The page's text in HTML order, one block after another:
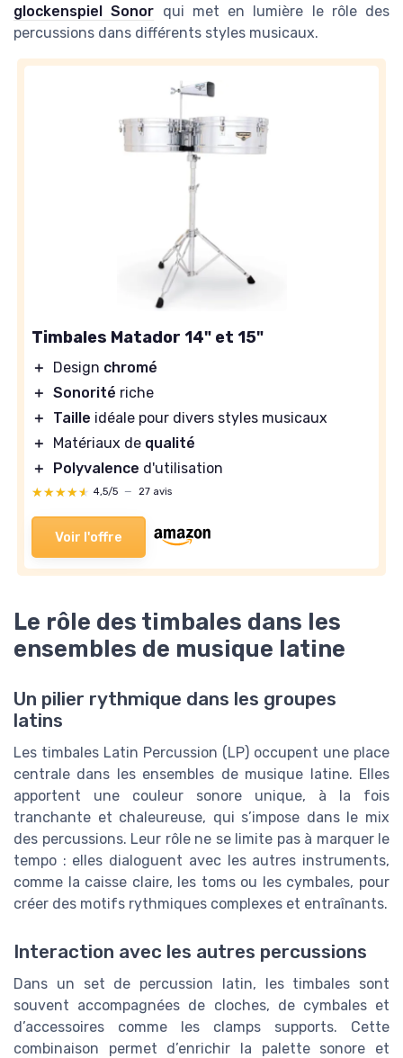
glockenspiel Sonor qui met en lumière le rôle des
percussions dans différents styles musicaux.
Timbales Matador 14" et 15"
＋ Design chromé
＋ Sonorité riche
＋
Taille idéale pour divers styles musicaux
＋
Matériaux de qualité
＋
Polyvalence d'utilisation
★★★★★
★★★★★ 4,5/5 — 27 avis
Voir l'offre
Le rôle des timbales dans les
ensembles de musique latine
Un pilier rythmique dans les groupes
latins
Les timbales Latin Percussion (LP) occupent une place
centrale dans les ensembles de musique latine. Elles
apportent une couleur sonore unique, à la fois
tranchante et chaleureuse, qui s’impose dans le mix
des percussions. Leur rôle ne se limite pas à marquer le
tempo : elles dialoguent avec les autres instruments,
comme la caisse claire, les toms ou les cymbales, pour
créer des motifs rythmiques complexes et entraînants.
Interaction avec les autres percussions
Dans un set de percussion latin, les timbales sont
souvent accompagnées de cloches, de cymbales et
d’accessoires comme les clamps supports. Cette
combinaison permet d’enrichir la palette sonore et